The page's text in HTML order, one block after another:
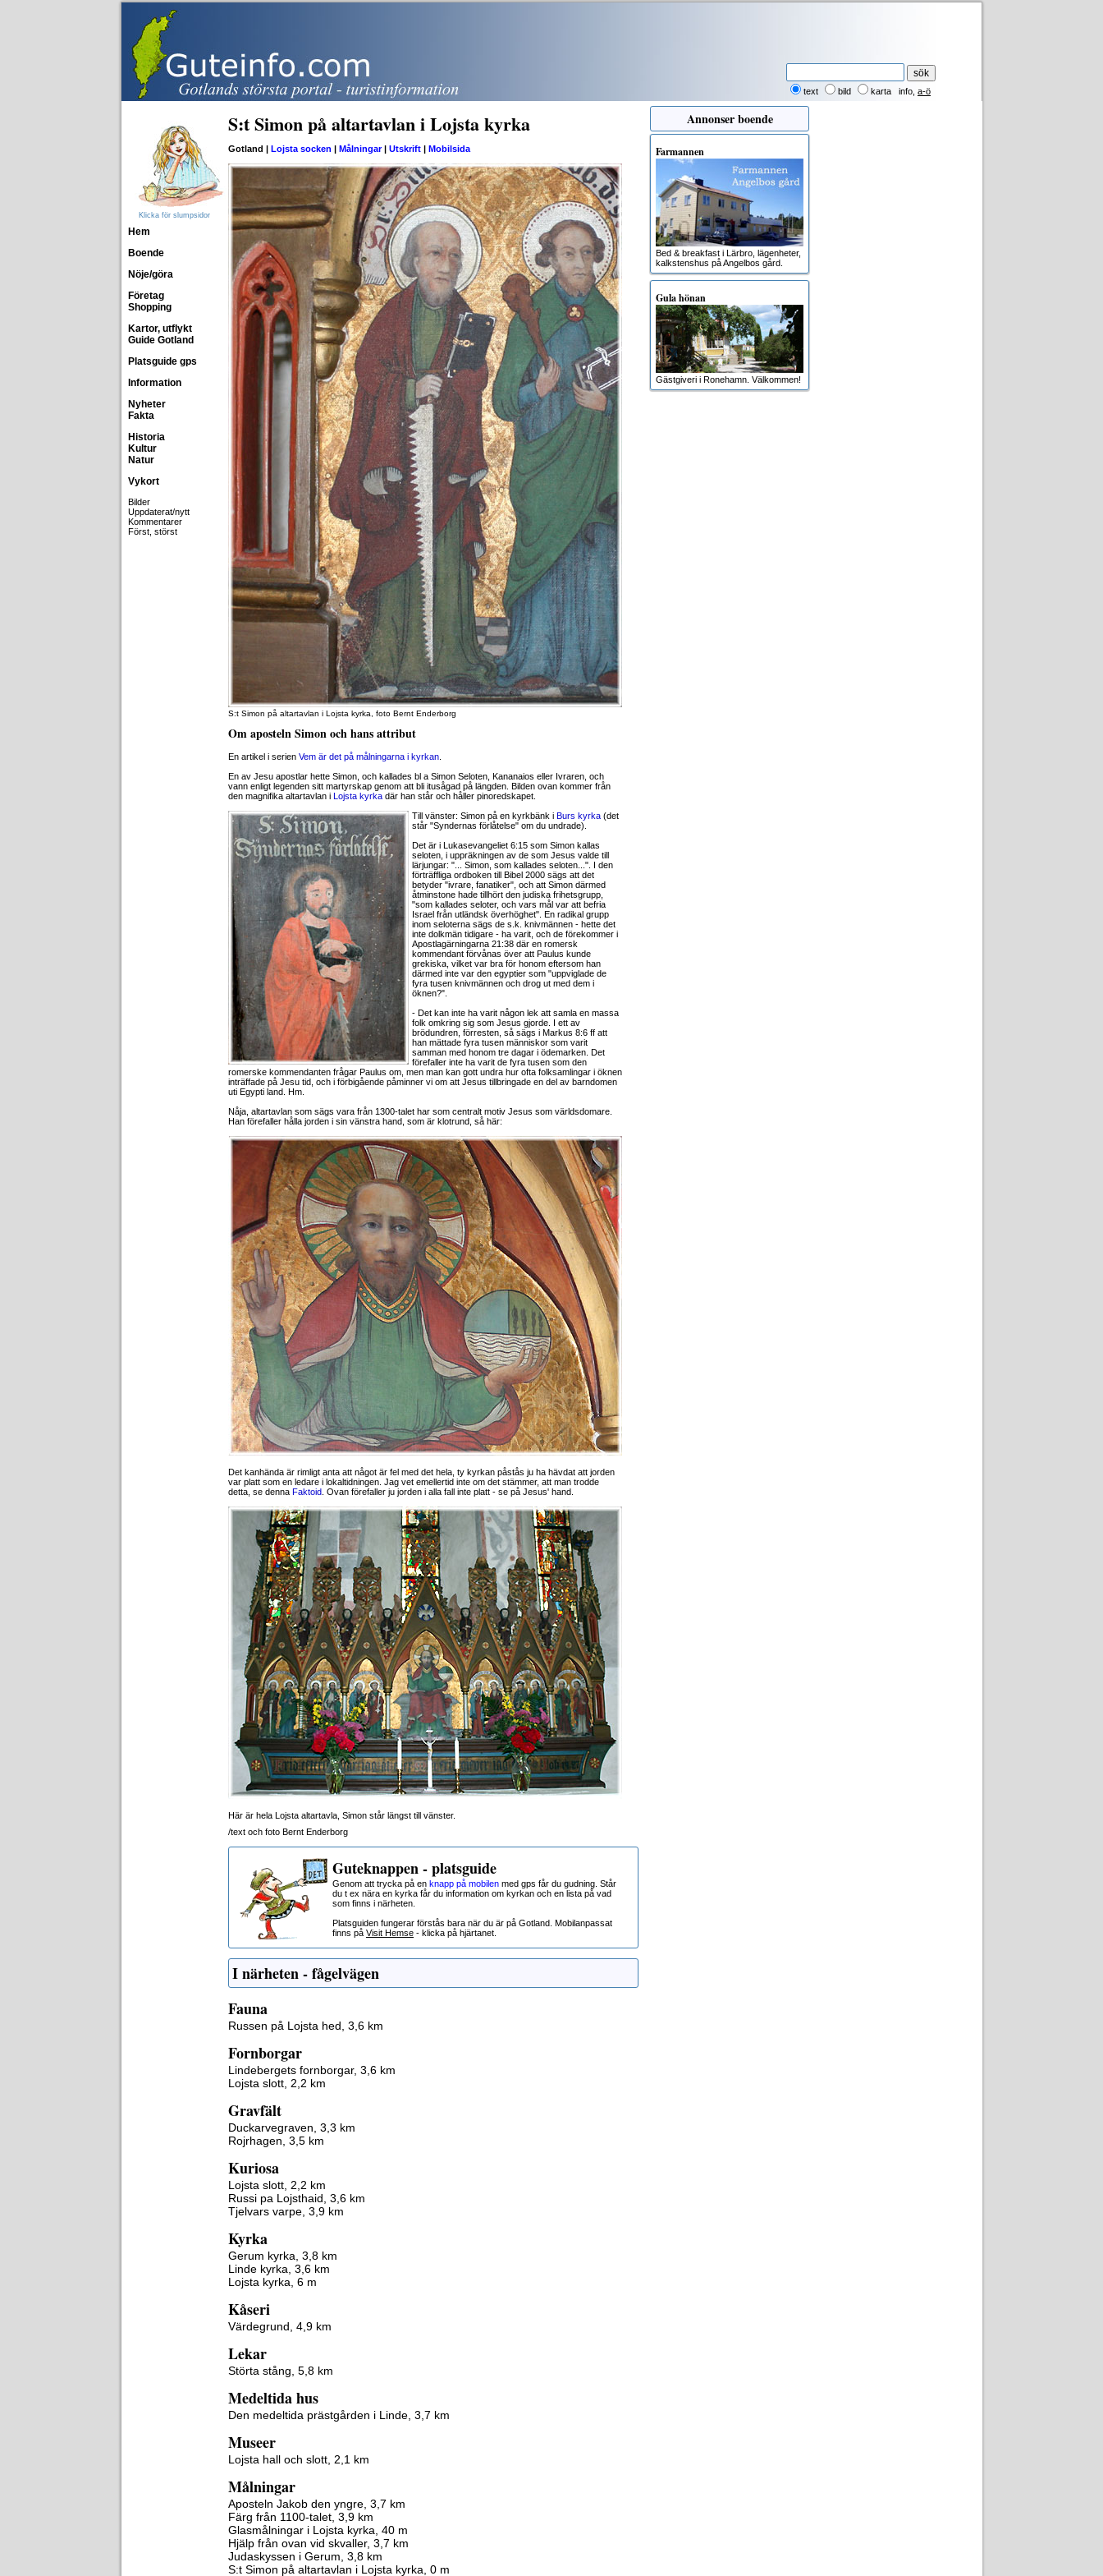
text bild karta info a-ö
Klicka för slumpsidor
Hem
Boende
Nöje/göra
Företag
Shopping
Kartor, utflykt
Guide Gotland
Platsguide gps
Information
Nyheter
Fakta
Historia
Kultur
Natur
Vykort
Bilder
Uppdaterat/nytt
Kommentarer
Först, störst
S:t Simon på altartavlan i Lojsta kyrka
Gotland | Lojsta socken | Målningar| Utskrift | Mobilsida
S:t Simon på altartavlan i Lojsta kyrka, foto Bernt Enderborg
Om aposteln Simon och hans attribut
En artikel i serien Vem är det på målningarna i kyrkan
En av Jesu apostlar hette Simon, och kallades bl a Simon Seloten, Kananaios eller Ivraren, och
vann enligt legenden sitt martyrskap genom att bli itusågad på längden. Bilden ovan kommer från
den magnifika altartavlan i Lojsta kyrka där han står och håller pinoredskapet.
Till vänster: Simon på en kyrkbänk i Burs kyrka (det
står "Syndernas förlåtelse" om du undrade).
Det är i Lukasevangeliet 6:15 som Simon kallas
seloten, i uppräkningen av de som Jesus valde till
lärjungar: "... Simon, som kallades seloten...". I den
förträffliga ordboken till Bibel 2000 sägs att det
betyder "ivrare, fanatiker", och att Simon därmed
åtminstone hade tillhört den judiska frihetsgrupp,
"som kallades seloter, och vars mål var att befria
Israel från utländsk överhöghet". En radikal grupp
inom seloterna sägs de s.k. knivmännen - hette det
inte dolkmän tidigare - ha varit, och de förekommer i
Apostlagärningarna 21:38 där en romersk
kommendant förvånas över att Paulus kunde
grekiska, vilket var bra för honom eftersom han
därmed inte var den egyptier som "uppviglade de
fyra tusen knivmännen och drog ut med dem i
öknen?".
- Det kan inte ha varit någon lek att samla en massa
folk omkring sig som Jesus gjorde. I ett av
brödundren, förresten, så sägs i Markus 8:6 ff att
han mättade fyra tusen människor som varit
samman med honom tre dagar i ödemarken. Det
förefaller inte ha varit de fyra tusen som den
romerske kommendanten frågar Paulus om, men man kan gott undra hur ofta folksamlingar i öknen
inträffade på Jesu tid, och i förbigående påminner vi om att Jesus tillbringade en del av barndomen
uti Egypti land. Hm.
Nåja, altartavlan som sägs vara från 1300-talet har som centralt motiv Jesus som världsdomare.
Han förefaller hålla jorden i sin vänstra hand, som är klotrund, så här:
Det kanhända är rimligt anta att något är fel med det hela, ty kyrkan påstås ju ha hävdat att jorden
var platt som en ledare i lokaltidningen. Jag vet emellertid inte om det stämmer, att man trodde
detta, se denna Faktoid . Ovan förefaller ju jorden i alla fall inte platt - se på Jesus' hand.
Här är hela Lojsta altartavla, Simon står längst till vänster.
/text och foto Bernt Enderborg
Guteknappen - platsguide
Genom att trycka på en knapp på mobilen med gps får du gudning. Står
du t ex nära en kyrka får du information om kyrkan och en lista på vad
som finns i närheten.
Platsguiden fungerar förstås bara när du är på Gotland. Mobilanpassat
finns på Visit Hemse - klicka på hjärtanet.
I närheten - fågelvägen
Fauna
Russen på Lojsta hed, 3,6 km
Fornborgar
Lindebergets fornborgar, 3,6 km
Lojsta slott, 2,2 km
Gravfält
Duckarvegraven, 3,3 km
Rojrhagen, 3,5 km
Kuriosa
Lojsta slott, 2,2 km
Russi pa Lojsthaid, 3,6 km
Tjelvars varpe, 3,9 km
Kyrka
Gerum kyrka, 3,8 km
Linde kyrka, 3,6 km
Lojsta kyrka, 6 m
Kåseri
Värdegrund, 4,9 km
Lekar
Störta stång, 5,8 km
Medeltida hus
Den medeltida prästgården i Linde, 3,7 km
Museer
Lojsta hall och slott, 2,1 km
Målningar
Aposteln Jakob den yngre, 3,7 km
Färg från 1100-talet, 3,9 km
Glasmålningar i Lojsta kyrka, 40 m
Hjälp från ovan vid skvaller, 3,7 km
Judaskyssen i Gerum, 3,8 km
S:t Simon på altartavlan i Lojsta kyrka, 0 m
Annonser boende
Farmannen
Bed & breakfast i Lärbro, lägenheter,
kalkstenshus på Angelbos gård.
Gula hönan
Gästgiveri i Ronehamn. Välkommen!